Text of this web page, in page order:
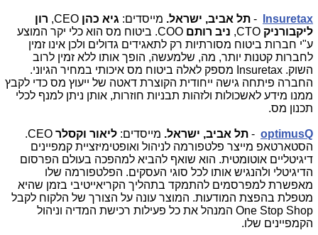
Insuretax
- תל אביב, ישראל. מייסדים: גיא כהן CEO
, רון
ליקבורניק CTO
, ניב רותם COO. ביטוח מס הוא כלי יקר המוצע
ע"י חברות ביטוח מסורתיות רק לתאגידים גדולים ולכן אינו זמין
לחברות קטנות יותר, מה, שלמעשה, הופך אותו ללא זמין לרוב
השוק. Insuretax מספק לאלה ביטוח מס איכותי במחיר הגיוני.
החברה פיתחה גישה ייחודית הקוצרת דאטה של ייעוץ מס כדי לקבץ
ממנו מידע לאשכולות ולזהות תבניות חוזרות, אותן ניתן למנף לכלי
תכנון מס.
optimusQ
- תל אביב, ישראל. מייסדים: ליאור וקסלר CEO
.
הסטארטאפ מייצר פלטפורמה לניהול ואופטימיזציית קמפיינים
דיגיטליים אוטומטית. הוא שואף להביא למהפכה בעולם הפרסום
הדיגיטלי ולהנגיש אותו לכל סוגי העסקים. הפלטפורמה שלו
מאפשרת למפרסמים להתמקד בתהליך הקריאייטיבי בזמן שהיא
מטפלת בהפצת המודעות. המוצר עונה על הצורך של הלקוח לקבל
One Stop Shop המנהל את כל פעילות רכישת המדיה וניהול
הקמפיינים שלו.